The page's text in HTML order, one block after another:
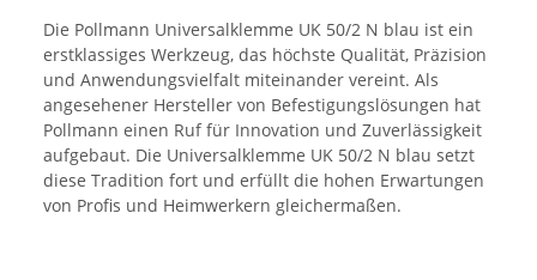
Die Pollmann Universalklemme UK 50/2 N blau ist ein
erstklassiges Werkzeug, das höchste Qualität, Präzision
und Anwendungsvielfalt miteinander vereint. Als
angesehener Hersteller von Befestigungslösungen hat
Pollmann einen Ruf für Innovation und Zuverlässigkeit
aufgebaut. Die Universalklemme UK 50/2 N blau setzt
diese Tradition fort und erfüllt die hohen Erwartungen
von Profis und Heimwerkern gleichermaßen.